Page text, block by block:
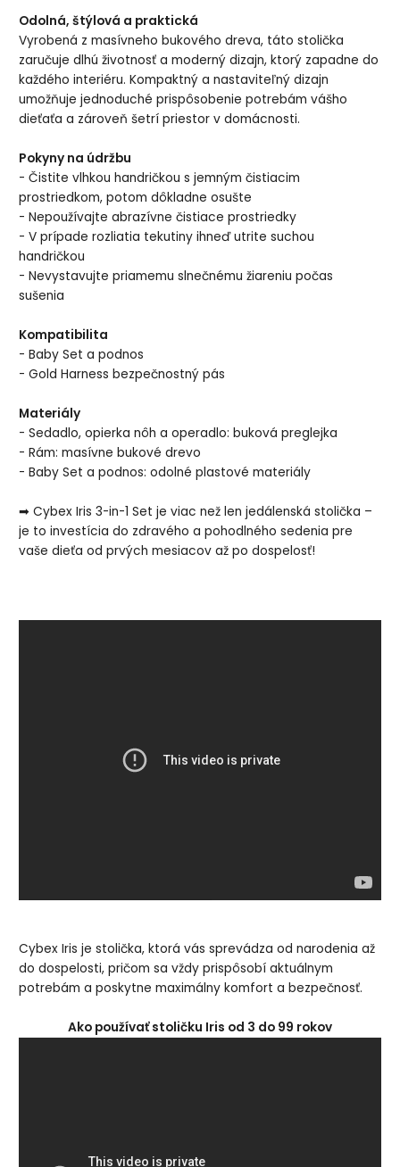
Odolná, štýlová a praktická
Vyrobená z masívneho bukového dreva, táto stolička
zaručuje dlhú životnosť a moderný dizajn, ktorý zapadne do
každého interiéru. Kompaktný a nastaviteľný dizajn
umožňuje jednoduché prispôsobenie potrebám vášho
dieťaťa a zároveň šetrí priestor v domácnosti.
Pokyny na údržbu
- Čistite vlhkou handričkou s jemným čistiacim
prostriedkom, potom dôkladne osušte
- Nepoužívajte abrazívne čistiace prostriedky
- V prípade rozliatia tekutiny ihneď utrite suchou
handričkou
- Nevystavujte priamemu slnečnému žiareniu počas
sušenia
Kompatibilita
- Baby Set a podnos
- Gold Harness bezpečnostný pás
Materiály
- Sedadlo, opierka nôh a operadlo: buková preglejka
- Rám: masívne bukové drevo
- Baby Set a podnos: odolné plastové materiály
➡ Cybex Iris 3-in-1 Set je viac než len jedálenská stolička –
je to investícia do zdravého a pohodlného sedenia pre
vaše dieťa od prvých mesiacov až po dospelosť!
Cybex Iris je stolička, ktorá vás sprevádza od narodenia až
do dospelosti, pričom sa vždy prispôsobí aktuálnym
potrebám a poskytne maximálny komfort a bezpečnosť.
Ako používať stoličku Iris od 3 do 99 rokov